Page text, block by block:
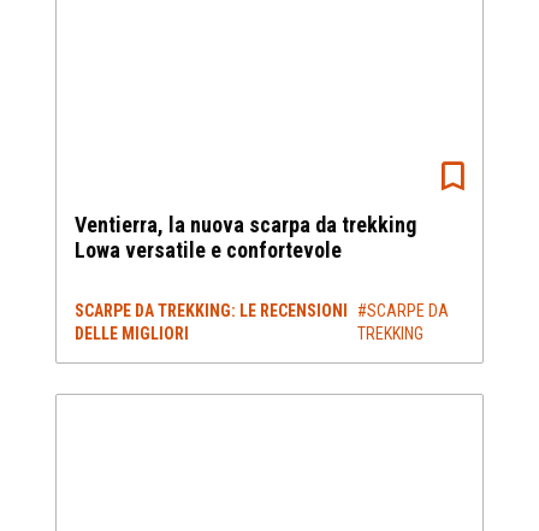
Ventierra, la nuova scarpa da trekking
Lowa versatile e confortevole
SCARPE DA TREKKING: LE RECENSIONI
DELLE MIGLIORI
#SCARPE DA
TREKKING